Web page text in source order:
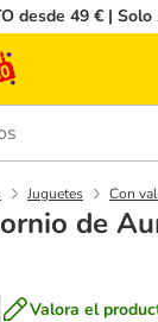
desde 49 € |
Juguetes Con
de
Valora el